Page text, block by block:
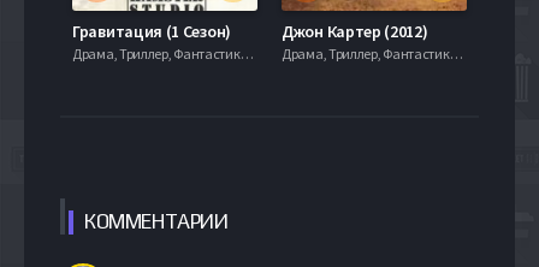
Гравитация (1 Сезон)
Драма, Триллер, Фантастика, 2013, 720hd, mobilen
Джон Картер (2012)
Драма, Триллер, Фантастика, 2013, 720hd, mobilen
КОММЕНТАРИИ